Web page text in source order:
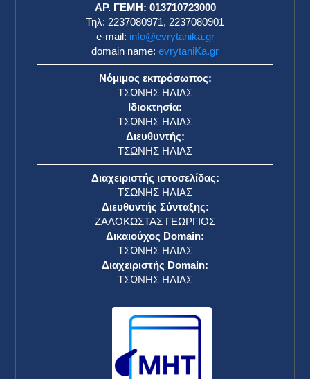
ΑΡ. ΓΕΜΗ: 013710723000
Τηλ: 2237080971, 2237080901
e-mail: info@evrytanika.gr
domain name: evrytaniKa.gr
Νόμιμος εκπρόσωπος:
ΤΣΩΝΗΣ ΗΛΙΑΣ
Ιδιοκτησία:
ΤΣΩΝΗΣ ΗΛΙΑΣ
Διευθυντής:
ΤΣΩΝΗΣ ΗΛΙΑΣ
Διαχειριστής ιστοσελίδας:
ΤΣΩΝΗΣ ΗΛΙΑΣ
Διευθυντής Σύνταξης:
ΖΑΛΟΚΩΣΤΑΣ ΓΕΩΡΓΙΟΣ
Δικαιούχος Domain:
ΤΣΩΝΗΣ ΗΛΙΑΣ
Διαχειριστής Domain:
ΤΣΩΝΗΣ ΗΛΙΑΣ